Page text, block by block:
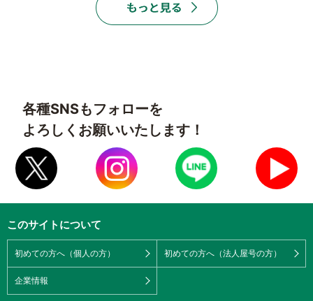
各種SNSもフォローを
よろしくお願いいたします！
このサイトについて
初めての方へ（個人の方） 初めての方へ（法人屋号の方）
企業情報